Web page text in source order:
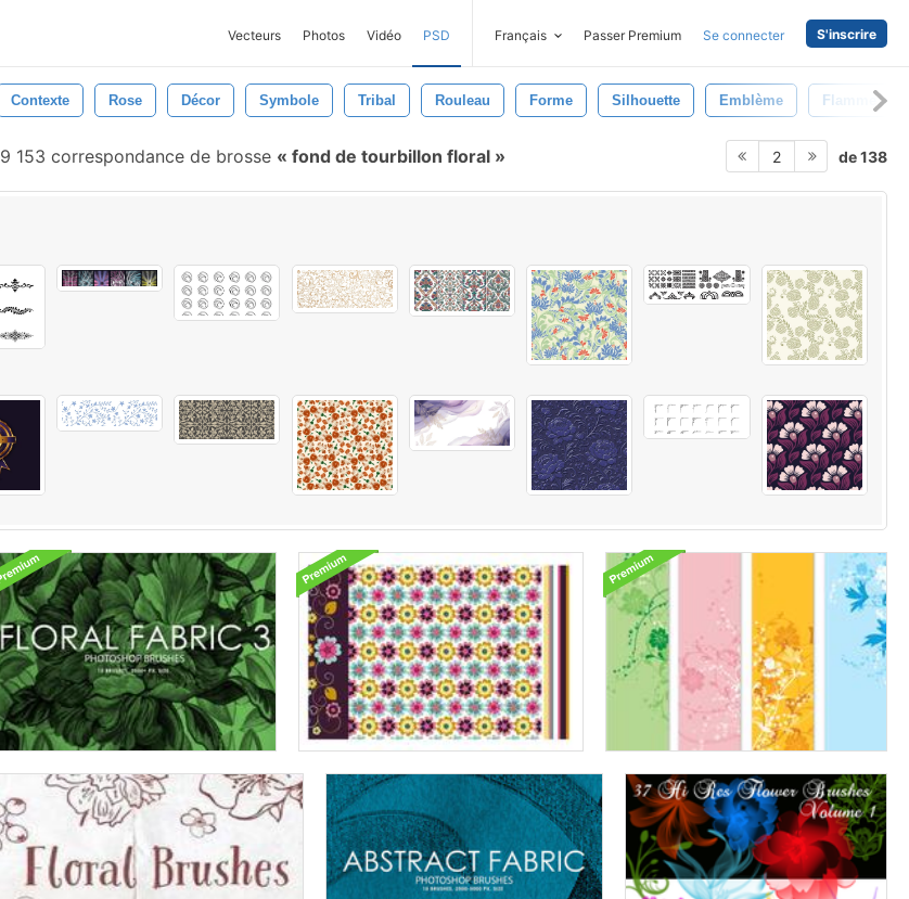
Vecteurs Photos Vidéo PSD Français Passer Premium Se connecter S'inscrire
Contexte Rose Décor Symbole Tribal Rouleau Forme Silhouette Emblème Flamme
9 153 correspondance de brosse fond de tourbillon floral 2 de 138